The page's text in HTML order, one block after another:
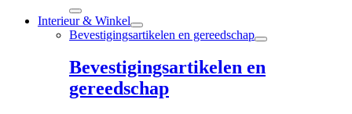
Interieur & Winkel
Bevestigingsartikelen en gereedschap
Bevestigingsartikelen en
gereedschap